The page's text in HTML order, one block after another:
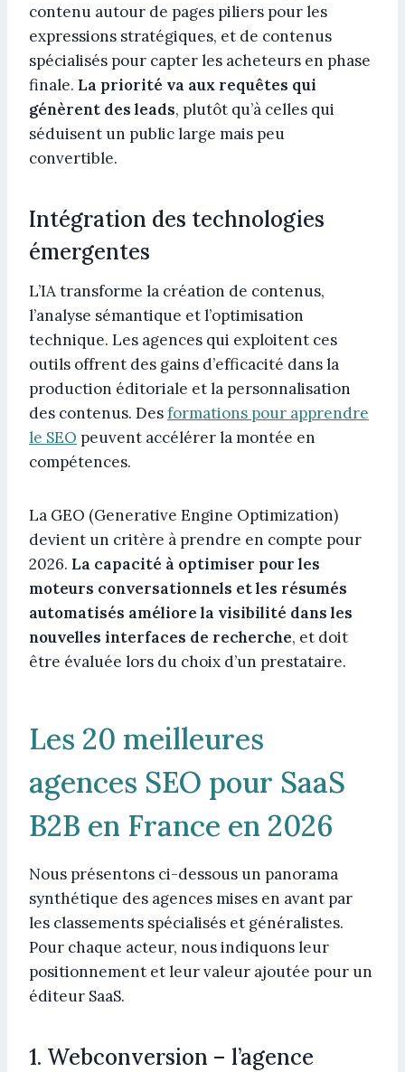
contenu autour de pages piliers pour les
expressions stratégiques, et de contenus
spécialisés pour capter les acheteurs en phase
finale. La priorité va aux requêtes qui
génèrent des leads, plutôt qu’à celles qui
séduisent un public large mais peu
convertible.
Intégration des technologies
émergentes
L’IA transforme la création de contenus,
l’analyse sémantique et l’optimisation
technique. Les agences qui exploitent ces
outils offrent des gains d’efficacité dans la
production éditoriale et la personnalisation
des contenus. Desformations pour apprendre
le SEO peuvent accélérer la montée en
compétences.
La GEO (Generative Engine Optimization)
devient un critère à prendre en compte pour
2026. La capacité à optimiser pour les
moteurs conversationnels et les résumés
automatisés améliore la visibilité dans les
nouvelles interfaces de recherche, et doit
être évaluée lors du choix d’un prestataire.
Les 20 meilleures
agences SEO pour SaaS
B2B en France en 2026
Nous présentons ci-dessous un panorama
synthétique des agences mises en avant par
les classements spécialisés et généralistes.
Pour chaque acteur, nous indiquons leur
positionnement et leur valeur ajoutée pour un
éditeur SaaS.
1. Webconversion – l’agence